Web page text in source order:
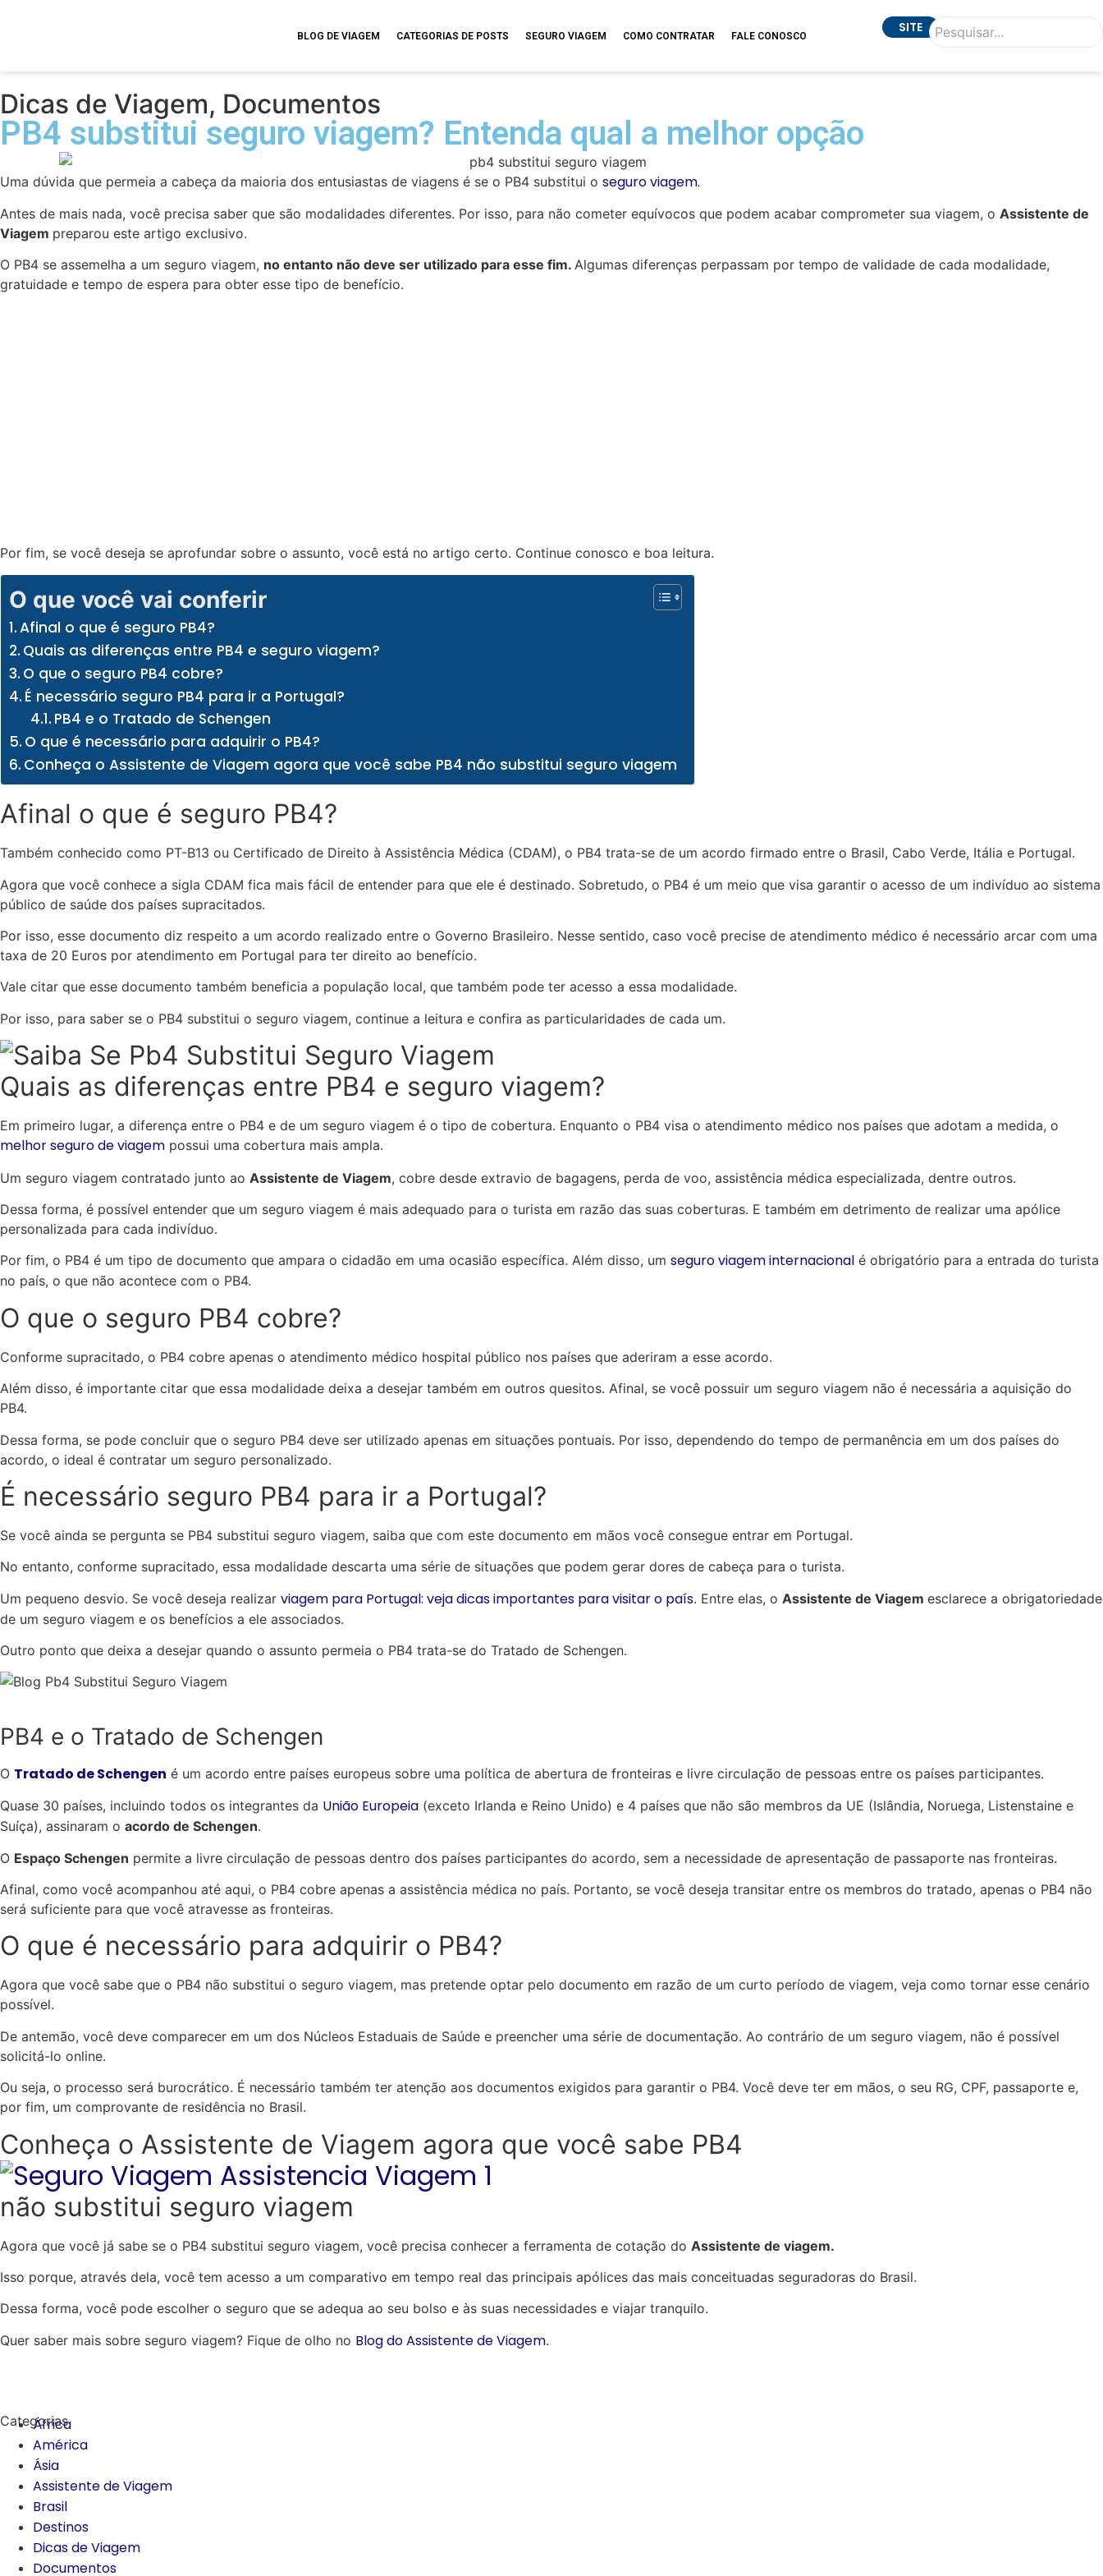
BLOG DE VIAGEM CATEGORIAS DE POSTS SEGURO VIAGEM COMO CONTRATAR FALE CONOSCO
SITE
Dicas de Viagem, Documentos
PB4 substitui seguro viagem? Entenda qual a melhor opção
Uma dúvida que permeia a cabeça da maioria dos entusiastas de viagens é se o PB4 substitui o seguro viagem.
Antes de mais nada, você precisa saber que são modalidades diferentes. Por isso, para não cometer equívocos que podem acabar comprometer sua viagem, o Assistente de
Viagem preparou este artigo exclusivo.
O PB4 se assemelha a um seguro viagem, no entanto não deve ser utilizado para esse fim. Algumas diferenças perpassam por tempo de validade de cada modalidade,
gratuidade e tempo de espera para obter esse tipo de benefício.
Por fim, se você deseja se aprofundar sobre o assunto, você está no artigo certo. Continue conosco e boa leitura.
O que você vai conferir
Afinal o que é seguro PB4?
Quais as diferenças entre PB4 e seguro viagem?
O que o seguro PB4 cobre?
É necessário seguro PB4 para ir a Portugal?
PB4 e o Tratado de Schengen
O que é necessário para adquirir o PB4?
Conheça o Assistente de Viagem agora que você sabe PB4 não substitui seguro viagem
Afinal o que é seguro PB4?
Também conhecido como PT-B13 ou Certificado de Direito à Assistência Médica (CDAM), o PB4 trata-se de um acordo firmado entre o Brasil, Cabo Verde, Itália e Portugal.
Agora que você conhece a sigla CDAM fica mais fácil de entender para que ele é destinado. Sobretudo, o PB4 é um meio que visa garantir o acesso de um indivíduo ao sistema
público de saúde dos países supracitados.
Por isso, esse documento diz respeito a um acordo realizado entre o Governo Brasileiro. Nesse sentido, caso você precise de atendimento médico é necessário arcar com uma
taxa de 20 Euros por atendimento em Portugal para ter direito ao benefício.
Vale citar que esse documento também beneficia a população local, que também pode ter acesso a essa modalidade.
Por isso, para saber se o PB4 substitui o seguro viagem, continue a leitura e confira as particularidades de cada um.
Quais as diferenças entre PB4 e seguro viagem?
Em primeiro lugar, a diferença entre o PB4 e de um seguro viagem é o tipo de cobertura. Enquanto o PB4 visa o atendimento médico nos países que adotam a medida, o
melhor seguro de viagem possui uma cobertura mais ampla.
Um seguro viagem contratado junto ao Assistente de Viagem, cobre desde extravio de bagagens, perda de voo, assistência médica especializada, dentre outros.
Dessa forma, é possível entender que um seguro viagem é mais adequado para o turista em razão das suas coberturas. E também em detrimento de realizar uma apólice
personalizada para cada indivíduo.
Por fim, o PB4 é um tipo de documento que ampara o cidadão em uma ocasião específica. Além disso, um seguro viagem internacional é obrigatório para a entrada do turista
no país, o que não acontece com o PB4.
O que o seguro PB4 cobre?
Conforme supracitado, o PB4 cobre apenas o atendimento médico hospital público nos países que aderiram a esse acordo.
Além disso, é importante citar que essa modalidade deixa a desejar também em outros quesitos. Afinal, se você possuir um seguro viagem não é necessária a aquisição do
PB4.
Dessa forma, se pode concluir que o seguro PB4 deve ser utilizado apenas em situações pontuais. Por isso, dependendo do tempo de permanência em um dos países do
acordo, o ideal é contratar um seguro personalizado.
É necessário seguro PB4 para ir a Portugal?
Se você ainda se pergunta se PB4 substitui seguro viagem, saiba que com este documento em mãos você consegue entrar em Portugal.
No entanto, conforme supracitado, essa modalidade descarta uma série de situações que podem gerar dores de cabeça para o turista.
Um pequeno desvio. Se você deseja realizar viagem para Portugal: veja dicas importantes para visitar o país. Entre elas, o Assistente de Viagem esclarece a obrigatoriedade
de um seguro viagem e os benefícios a ele associados.
Outro ponto que deixa a desejar quando o assunto permeia o PB4 trata-se do Tratado de Schengen.
PB4 e o Tratado de Schengen
O Tratado de Schengen é um acordo entre países europeus sobre uma política de abertura de fronteiras e livre circulação de pessoas entre os países participantes.
Quase 30 países, incluindo todos os integrantes da União Europeia (exceto Irlanda e Reino Unido) e 4 países que não são membros da UE (Islândia, Noruega, Listenstaine e
Suíça), assinaram o acordo de Schengen.
O Espaço Schengen permite a livre circulação de pessoas dentro dos países participantes do acordo, sem a necessidade de apresentação de passaporte nas fronteiras.
Afinal, como você acompanhou até aqui, o PB4 cobre apenas a assistência médica no país. Portanto, se você deseja transitar entre os membros do tratado, apenas o PB4 não
será suficiente para que você atravesse as fronteiras.
O que é necessário para adquirir o PB4?
Agora que você sabe que o PB4 não substitui o seguro viagem, mas pretende optar pelo documento em razão de um curto período de viagem, veja como tornar esse cenário
possível.
De antemão, você deve comparecer em um dos Núcleos Estaduais de Saúde e preencher uma série de documentação. Ao contrário de um seguro viagem, não é possível
solicitá-lo online.
Ou seja, o processo será burocrático. É necessário também ter atenção aos documentos exigidos para garantir o PB4. Você deve ter em mãos, o seu RG, CPF, passaporte e,
por fim, um comprovante de residência no Brasil.
Conheça o Assistente de Viagem agora que você sabe PB4
não substitui seguro viagem
Agora que você já sabe se o PB4 substitui seguro viagem, você precisa conhecer a ferramenta de cotação do Assistente de viagem.
Isso porque, através dela, você tem acesso a um comparativo em tempo real das principais apólices das mais conceituadas seguradoras do Brasil.
Dessa forma, você pode escolher o seguro que se adequa ao seu bolso e às suas necessidades e viajar tranquilo.
Quer saber mais sobre seguro viagem? Fique de olho no Blog do Assistente de Viagem.
Categorias
África
América
Ásia
Assistente de Viagem
Brasil
Destinos
Dicas de Viagem
Documentos